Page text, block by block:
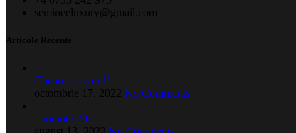
semineeluxury@gmail.com
Articole Recente
Cheamă coșarul!
octombrie 17, 2022 No Comments
Tendinte 2022